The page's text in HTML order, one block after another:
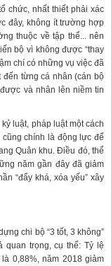
chức, nhất thiết phải xác
đây, không ít trường hợp
thuộc về tập thể... nên
bộ vì không được “thay
chí có những vụ việc đã
từng cá nhân (cán bộ
và nhân lên niềm tin
luật, pháp luật một cách
chính là động lực để
Quân khu. Điều đó, thể
năm gần đây đã giảm
“đẩy khá, xóa yếu” xây
chi bộ “3 tốt, 3 không”
quan trọng, cụ thể: Tỷ lệ
0,88%, năm 2018 giảm